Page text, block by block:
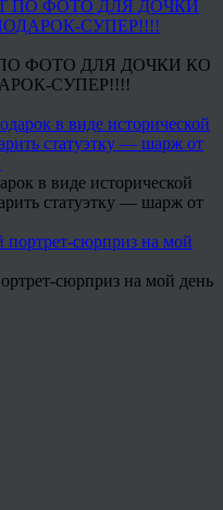
ФОТО ДЛЯ ДОЧКИ КО
СУПЕР!!!!
в виде исторической
статуэтку — шарж от
сюрприз на мой день